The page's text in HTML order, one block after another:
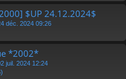
$UP 24.12.2024$
déc. 2024 09:26
*2002*
juil. 2024 12:24